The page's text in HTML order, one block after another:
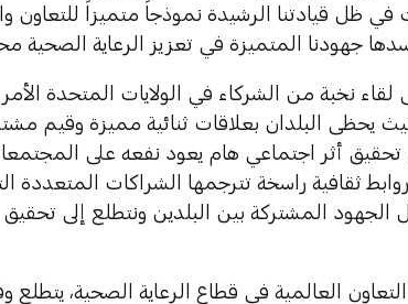
ظل قيادتنا الرشيدة نموذجاً متميزاً للتعاون
جهودنا المتميزة في تعزيز الرعاية الصحية
نخبة من الشركاء في الولايات المتحدة
يحظى البلدان بعلاقات ثنائية مميزة وقيم
أثر اجتماعي هام يعود نفعه على
ثقافية راسخة تترجمها الشراكات المتعددة
المشتركة بين البلدين ونتطلع إلى تحقيق
العالمية في قطاع الرعاية الصحية، يتطلع